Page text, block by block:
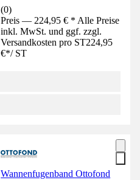
(0)
Preis — 224,95 € * Alle Preise
inkl. MwSt. und ggf. zzgl.
Versandkosten pro ST224,95
€*/ ST
Wannenfugenband Ottofond